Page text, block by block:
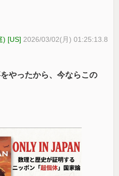
) [US] 2026/03/02(月) 01:25:13.8
やったから、今ならこの